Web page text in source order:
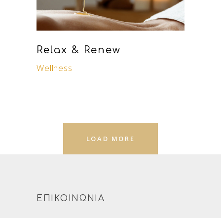
Relax & Renew
Wellness
LOAD MORE
ΕΠΙΚΟΙΝΩΝΙΑ